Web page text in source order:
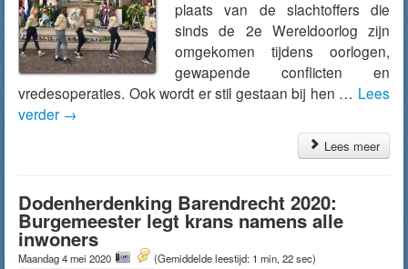
plaats van de slachtoffers die
sinds de 2e Wereldoorlog zijn
omgekomen tijdens oorlogen,
gewapende conflicten en
vredesoperaties. Ook wordt er stil gestaan bij hen … Lees
verder →
Lees meer
Dodenherdenking Barendrecht 2020:
Burgemeester legt krans namens alle
inwoners
Maandag 4 mei 2020 (Gemiddelde leestijd: 1 min, 22 sec)